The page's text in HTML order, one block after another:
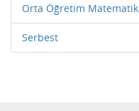
Orta Öğretim Matematik
Serbest